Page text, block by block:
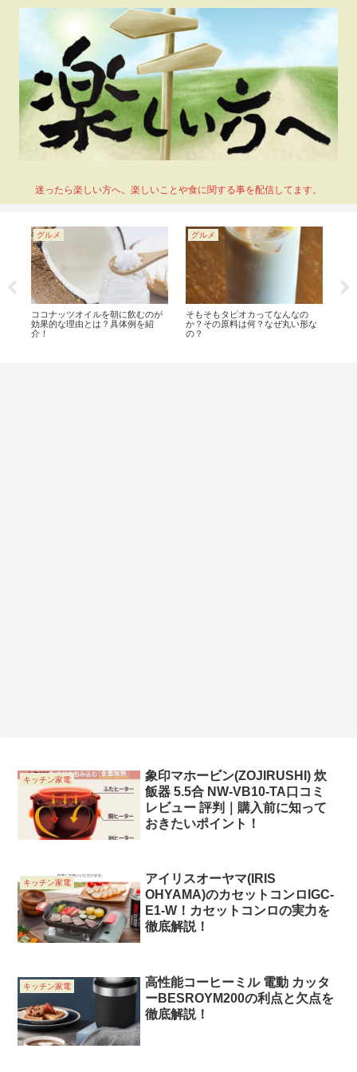
迷ったら楽しい方へ。楽しいことや食に関する事を配信してます。
グルメ
ココナッツオイルを朝に飲むのが
効果的な理由とは？具体例を紹
介！
グルメ
そもそもタピオカってなんなの
か？その原料は何？なぜ丸い形な
の？
キッチン家電
象印マホービン(ZOJIRUSHI) 炊
飯器 5.5合 NW-VB10-TA口コミ
レビュー 評判｜購入前に知って
おきたいポイント！
キッチン家電
アイリスオーヤマ(IRIS
OHYAMA)のカセットコンロIGC-
E1-W！カセットコンロの実力を
徹底解説！
キッチン家電
高性能コーヒーミル 電動 カッタ
ーBESROYM200の利点と欠点を
徹底解説！